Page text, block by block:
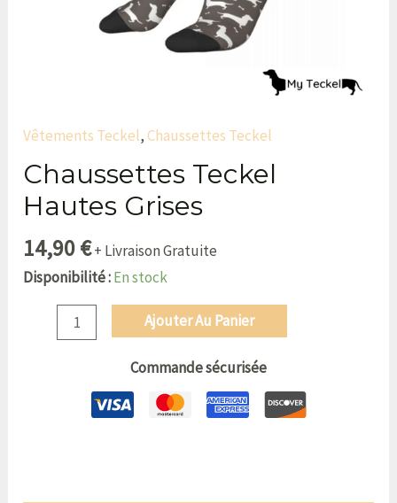
Vêtements Teckel,Chaussettes Teckel
Chaussettes Teckel
Hautes Grises
14,90€+ Livraison Gratuite
Disponibilité :En stock
Ajouter Au Panier
Commande sécurisée